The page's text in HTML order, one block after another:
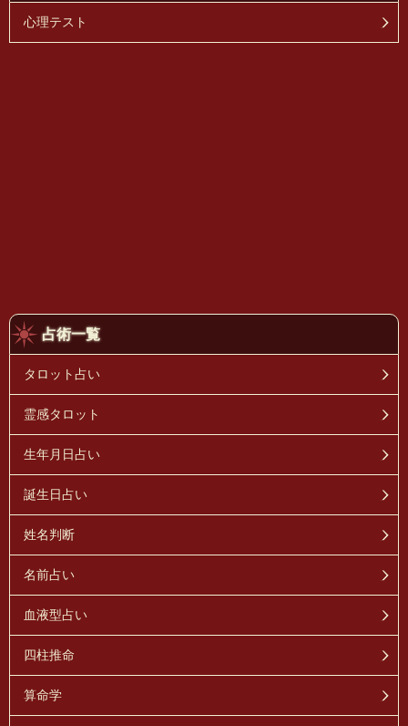
心理テスト
占術一覧
タロット占い
霊感タロット
生年月日占い
誕生日占い
姓名判断
名前占い
血液型占い
四柱推命
算命学